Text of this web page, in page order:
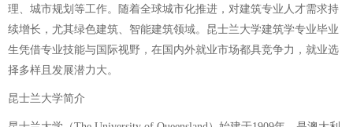
理、城市规划等工作。随着全球城市化推进，对建筑专业人才需求持
续增长，尤其绿色建筑、智能建筑领域。昆士兰大学建筑学专业毕业
生凭借专业技能与国际视野，在国内外就业市场都具竞争力，就业选
择多样且发展潜力大。
昆士兰大学简介